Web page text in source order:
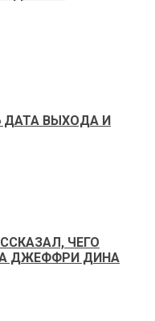
ДАТА ВЫХОДА И
ЧЕГО
ДЖЕФФРИ ДИНА